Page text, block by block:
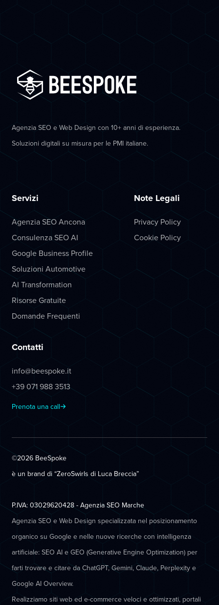
Agenzia SEO e Web Design con 10+ anni di esperienza.
Soluzioni digitali su misura per le PMI italiane.
Servizi
Agenzia SEO Ancona
Consulenza SEO AI
Google Business Profile
Soluzioni Automotive
AI Transformation
Risorse Gratuite
Domande Frequenti
Note Legali
Privacy Policy
Cookie Policy
Contatti
info@beespoke.it
+39 071 988 3513
Prenota una call
©2026 BeeSpoke
è un brand di “ZeroSwirls di Luca Breccia”
P.IVA: 03029620428 - Agenzia SEO Marche
Agenzia SEO e Web Design specializzata nel posizionamento
organico su Google e nelle nuove ricerche con intelligenza
artificiale: SEO AI e GEO (Generative Engine Optimization) per
farti trovare e citare da ChatGPT, Gemini, Claude, Perplexity e
Google AI Overview.
Realizziamo siti web ed e-commerce veloci e ottimizzati, portali